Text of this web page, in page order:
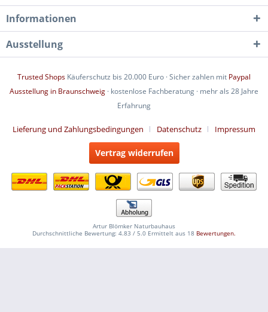
Informationen
Ausstellung
Trusted Shops Käuferschutz bis 20.000 Euro · Sicher zahlen mit Paypal
Ausstellung in Braunschweig · kostenlose Fachberatung · mehr als 28 Jahre
Erfahrung
Lieferung und Zahlungsbedingungen Datenschutz Impressum
Vertrag widerrufen
Artur Blömker Naturbauhaus
Durchschnittliche Bewertung: 4.83 / 5.0 Ermittelt aus 18 Bewertungen.